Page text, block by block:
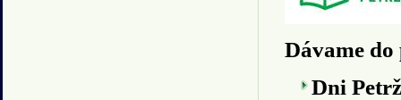
Dávame
Dni